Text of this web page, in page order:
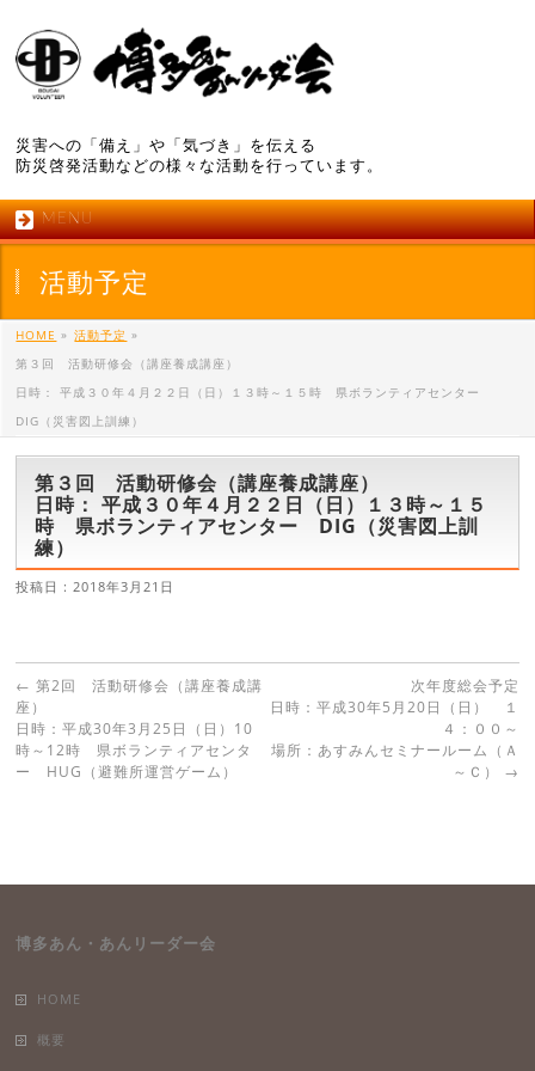
災害への「備え」や「気づき」を伝える
防災啓発活動などの様々な活動を行っています。
MENU
活動予定
HOME » 活動予定 »
第３回 活動研修会（講座養成講座）
日時： 平成３０年４月２２日（日）１３時～１５時 県ボランティアセンター
DIG（災害図上訓練）
第３回 活動研修会（講座養成講座）
日時： 平成３０年４月２２日（日）１３時～１５
時 県ボランティアセンター DIG（災害図上訓
練）
投稿日 : 2018年3月21日
← 第2回 活動研修会（講座養成講
座）
日時：平成30年3月25日（日）10
時～12時 県ボランティアセンタ
ー HUG（避難所運営ゲーム）
次年度総会予定
日時：平成30年5月20日（日） １
４：００～
場所：あすみんセミナールーム（Ａ
～Ｃ） →
博多あん・あんリーダー会
HOME
概要